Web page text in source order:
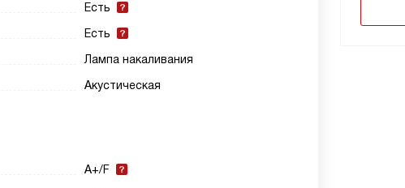
Есть
Есть
Лампа накаливания
Акустическая
A+/F